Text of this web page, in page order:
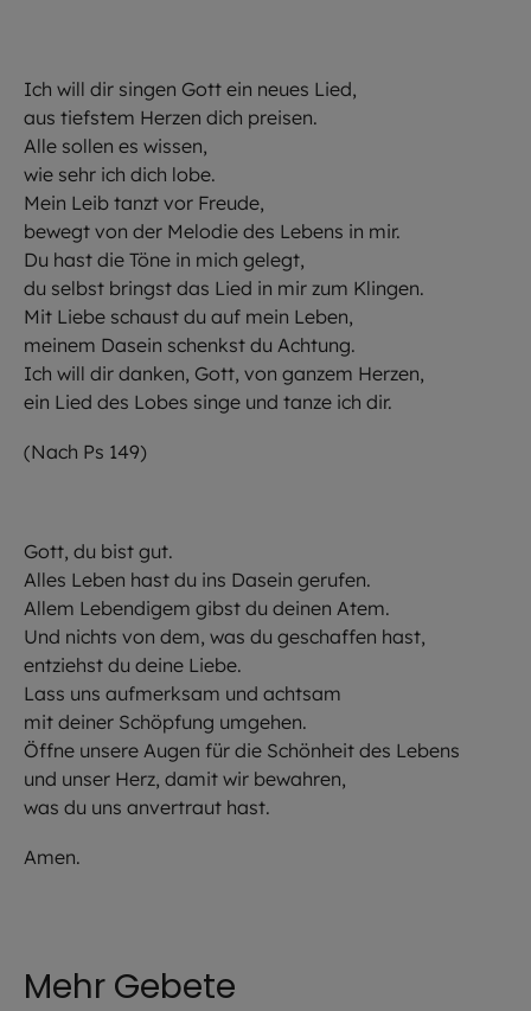
Ich will dir singen Gott ein neues Lied,
aus tiefstem Herzen dich preisen.
Alle sollen es wissen,
wie sehr ich dich lobe.
Mein Leib tanzt vor Freude,
bewegt von der Melodie des Lebens in mir.
Du hast die Töne in mich gelegt,
du selbst bringst das Lied in mir zum Klingen.
Mit Liebe schaust du auf mein Leben,
meinem Dasein schenkst du Achtung.
Ich will dir danken, Gott, von ganzem Herzen,
ein Lied des Lobes singe und tanze ich dir.
(Nach Ps 149)
Gott, du bist gut.
Alles Leben hast du ins Dasein gerufen.
Allem Lebendigem gibst du deinen Atem.
Und nichts von dem, was du geschaffen hast,
entziehst du deine Liebe.
Lass uns aufmerksam und achtsam
mit deiner Schöpfung umgehen.
Öffne unsere Augen für die Schönheit des Lebens
und unser Herz, damit wir bewahren,
was du uns anvertraut hast.
Amen.
Mehr Gebete